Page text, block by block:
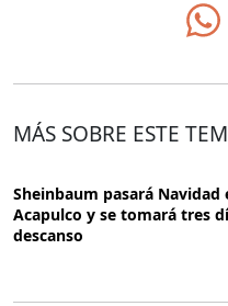
MÁS SOBRE ESTE
Sheinbaum pasará Navidad
Acapulco y se tomará tres
descanso